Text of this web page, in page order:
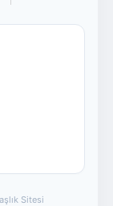
Sitesi